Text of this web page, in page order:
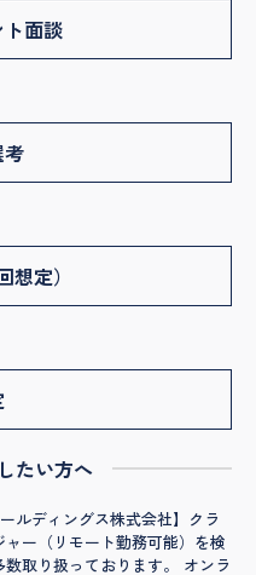
面談
想定）
たい方へ
ルディングス株式会社】クラ
ー（リモート勤務可能）を検
取り扱っております。 オンラ